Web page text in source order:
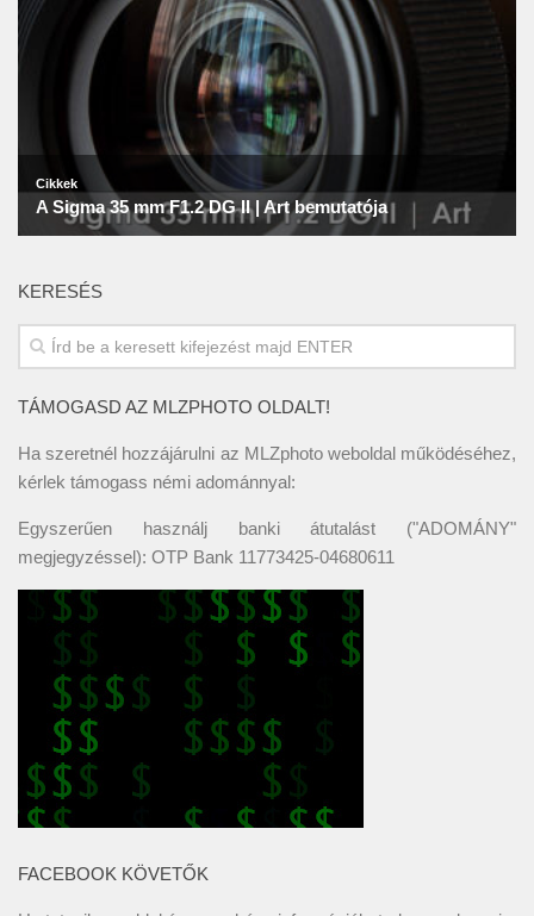
KERESÉS
TÁMOGASD AZ MLZPHOTO OLDALT!
Ha szeretnél hozzájárulni az MLZphoto weboldal működéséhez,
kérlek támogass némi adománnyal:
Egyszerűen használj banki átutalást ("ADOMÁNY"
megjegyzéssel): OTP Bank 11773425-04680611
FACEBOOK KÖVETŐK